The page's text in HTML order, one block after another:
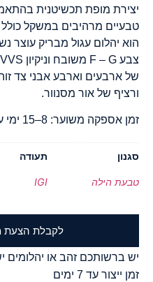
יצירת מופת תכשיטנית
של ארבעים וארבע אבני צד
ורציף של אור מסנוור.
זמן אספקה משוער: 8–15 ימי עסקים
סגנון
טבעת הילה
תעודה
IGI
לקבלת הצעת
יש ברשותכם זהב או יהלומים
זמן ייצור עד 7 ימים